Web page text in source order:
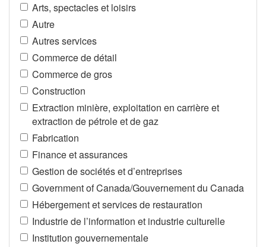
Arts, spectacles et loisirs
Autre
Autres services
Commerce de détail
Commerce de gros
Construction
Extraction minière, exploitation en carrière et
extraction de pétrole et de gaz
Fabrication
Finance et assurances
Gestion de sociétés et d’entreprises
Government of Canada/Gouvernement du Canada
Hébergement et services de restauration
Industrie de l’information et industrie culturelle
Institution gouvernementale